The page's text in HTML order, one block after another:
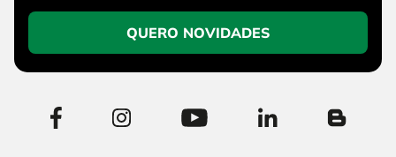
QUERO NOVIDADES